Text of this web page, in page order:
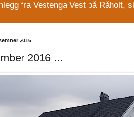
fra Vestenga Vest på Råholt,
2016
2016 ...